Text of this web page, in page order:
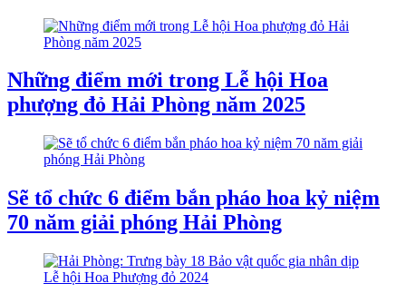
Những điểm mới trong Lễ hội Hoa
phượng đỏ Hải Phòng năm 2025
Sẽ tổ chức 6 điểm bắn pháo hoa kỷ niệm
70 năm giải phóng Hải Phòng